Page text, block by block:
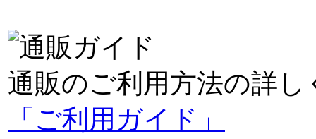
通販のご利用方法の詳し
「ご利用ガイド」